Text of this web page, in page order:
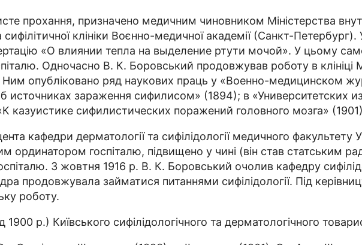
прохання, призначено медичним чиновником Міністерства
клініки Воєнно-медичної академії (Санкт-
«О влиянии тепла на выделение ртути мочой». У цьому
Одночасно В. К. Боровський продовжував роботу в клініці
Ним опубліковано ряд наукових праць у «Военно-медицинском
источниках зараження сифилисом» (1894); в «Университетских
казуистике сифилистических поражений головного мозга»
кафедри дерматології та сифілідології медичного
ординатором госпіталю, підвищено у чині (він став статським
З жовтня 1916 р. В. К. Боровський очолив кафедру
продовжувала займатися питаннями сифілідології. Під
роботу.
р.) Київського сифілідологічного та дерматологічного